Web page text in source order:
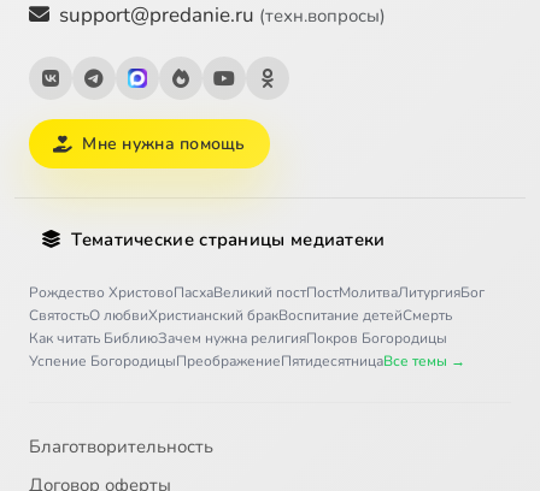
support@predanie.ru (техн.вопросы)
Мне нужна помощь
Тематические страницы медиатеки
Рождество ХристовоПасхаВеликий постПостМолитваЛитургияБог
СвятостьО любвиХристианский бракВоспитание детейСмерть
Как читать БиблиюЗачем нужна религияПокров Богородицы
Успение БогородицыПреображениеПятидесятницаВсе темы →
Благотворительность
Договор оферты